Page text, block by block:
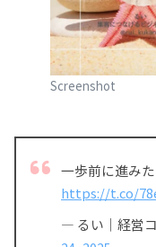
Screenshot
一歩前に進み
https://t.co/
— るい｜経営